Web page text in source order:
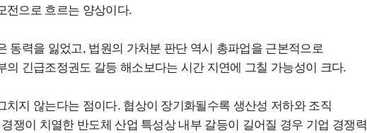
전으로 흐르는 양상이다.
동력을 잃었고, 법원의 가처분 판단 역시 총파업을 근본적으로
긴급조정권도 갈등 해소보다는 시간 지연에 그칠 가능성이 크다.
지 않는다는 점이다. 협상이 장기화될수록 생산성 저하와 조직
쟁이 치열한 반도체 산업 특성상 내부 갈등이 길어질 경우 기업 경쟁력